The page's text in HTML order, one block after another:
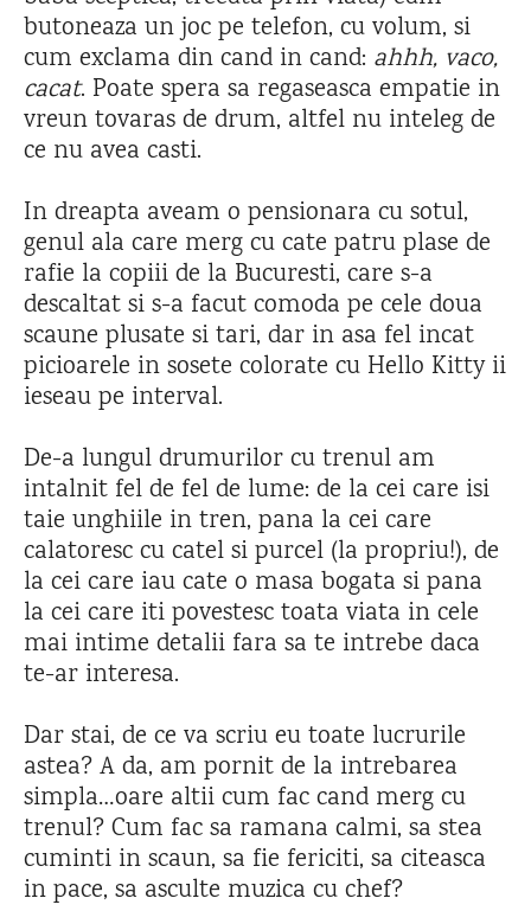
butoneaza un joc pe telefon, cu volum, si
cum exclama din cand in cand: ahhh, vaco,
cacat. Poate spera sa regaseasca empatie in
vreun tovaras de drum, altfel nu inteleg de
ce nu avea casti.
In dreapta aveam o pensionara cu sotul,
genul ala care merg cu cate patru plase de
rafie la copiii de la Bucuresti, care s-a
descaltat si s-a facut comoda pe cele doua
scaune plusate si tari, dar in asa fel incat
picioarele in sosete colorate cu Hello Kitty ii
ieseau pe interval.
De-a lungul drumurilor cu trenul am
intalnit fel de fel de lume: de la cei care isi
taie unghiile in tren, pana la cei care
calatoresc cu catel si purcel (la propriu!), de
la cei care iau cate o masa bogata si pana
la cei care iti povestesc toata viata in cele
mai intime detalii fara sa te intrebe daca
te-ar interesa.
Dar stai, de ce va scriu eu toate lucrurile
astea? A da, am pornit de la intrebarea
simpla…oare altii cum fac cand merg cu
trenul? Cum fac sa ramana calmi, sa stea
cuminti in scaun, sa fie fericiti, sa citeasca
in pace, sa asculte muzica cu chef?